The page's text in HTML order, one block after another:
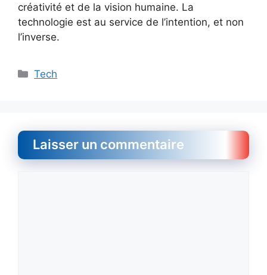
créativité et de la vision humaine. La
technologie est au service de l’intention, et non
l’inverse.
Catégories
Tech
Laisser un commentaire